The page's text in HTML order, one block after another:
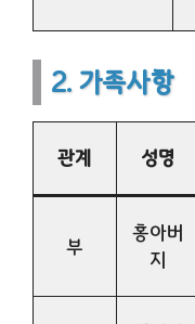
2. 가족사항
관계 성명
부
홍아버
지